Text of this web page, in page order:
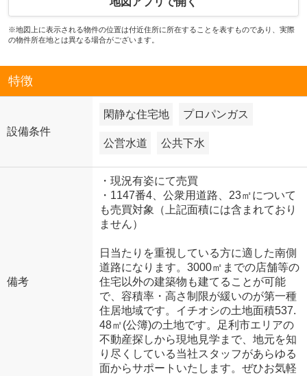
※地図上に表示される物件の位置は付近住所に所在することを表すものであり、実際
の物件所在地とは異なる場合がございます。
特徴
設備条件
閑静な住宅地 プロパンガス
公営水道 公共下水
備考
・現況有姿にて売買
・1147番4、公衆用道路、23㎡について
も売買対象（上記面積には含まれており
ません）
日当たりを重視している方に適した南側
道路になります。3000㎡までの店舗等の
住宅以外の建築物も建てることが可能
で、容積率・高さ制限が緩いのが第一種
住居地域です。イチオシの土地面積537.
48㎡(公簿)の土地です。足利市エリアの
不動産探しから現地見学まで、地元を知
り尽くしている当社スタッフがあらゆる
面からサポートいたします。ぜひお気軽